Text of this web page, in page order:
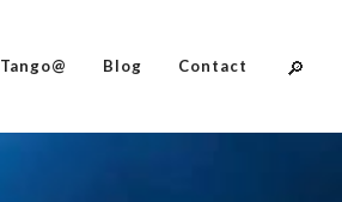
Tango@ Blog Contact